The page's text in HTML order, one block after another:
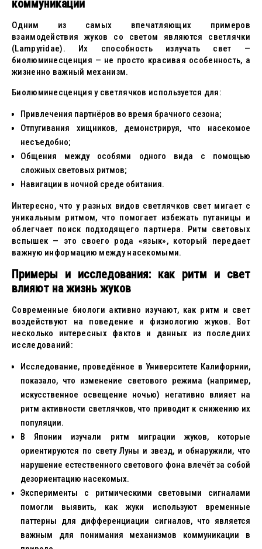
коммуникации
Одним из самых впечатляющих примеров
взаимодействия жуков со светом являются светлячки
(Lampyridae). Их способность излучать свет —
биолюминесценция — не просто красивая особенность, а
жизненно важный механизм.
Биолюминесценция у светлячков используется для:
Привлечения партнёров во время брачного сезона;
Отпугивания хищников, демонстрируя, что насекомое
несъедобно;
Общения между особями одного вида с помощью
сложных световых ритмов;
Навигации в ночной среде обитания.
Интересно, что у разных видов светлячков свет мигает с
уникальным ритмом, что помогает избежать путаницы и
облегчает поиск подходящего партнера. Ритм световых
вспышек — это своего рода «язык», который передает
важную информацию между насекомыми.
Примеры и исследования: как ритм и свет
влияют на жизнь жуков
Современные биологи активно изучают, как ритм и свет
воздействуют на поведение и физиологию жуков. Вот
несколько интересных фактов и данных из последних
исследований:
Исследование, проведённое в Университете Калифорнии,
показало, что изменение светового режима (например,
искусственное освещение ночью) негативно влияет на
ритм активности светлячков, что приводит к снижению их
популяции.
В Японии изучали ритм миграции жуков, которые
ориентируются по свету Луны и звезд, и обнаружили, что
нарушение естественного светового фона влечёт за собой
дезориентацию насекомых.
Эксперименты с ритмическими световыми сигналами
помогли выявить, как жуки используют временные
паттерны для дифференциации сигналов, что является
важным для понимания механизмов коммуникации в